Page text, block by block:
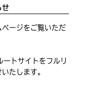
せ
ージをご覧いただ
ートサイトをフルリ
たします。